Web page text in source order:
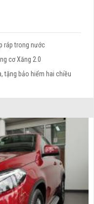
ráp trong nước
cơ Xăng 2.0
tặng bảo hiểm hai chiều